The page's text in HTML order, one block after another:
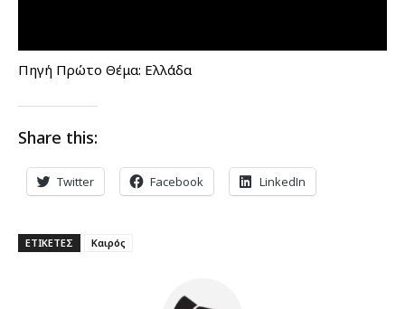
Πηγή Πρώτο Θέμα: Ελλάδα
Share this:
Twitter Facebook LinkedIn
ΕΤΙΚΕΤΕΣ Καιρός